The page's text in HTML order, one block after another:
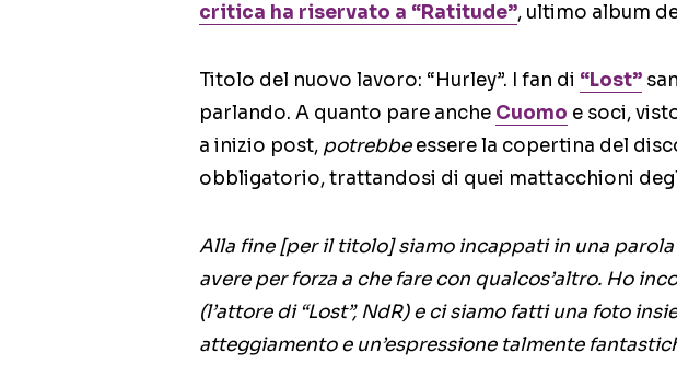
critica ha riservato a “Ratitude”, ultimo album
Titolo del nuovo lavoro: “Hurley”. I fan di “Lost”
parlando. A quanto pare anche Cuomo e soci,
a inizio post, potrebbeessere la copertina del
obbligatorio, trattandosi di quei mattacchioni
Alla fine [per il titolo] siamo incappati in una parola
avere per forza a che fare con qualcos’altro. Ho
(l’attore di “Lost”, NdR) e ci siamo fatti una foto
atteggiamento e un’espressione talmente